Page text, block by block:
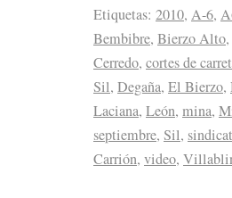
Etiquetas: 2010, A-6,
Bembibre, Bierzo Alto,
Cerredo, cortes de
Sil, Degaña, El Bierzo,
Laciana, León, mina,
septiembre, Sil,
Carrión, video,